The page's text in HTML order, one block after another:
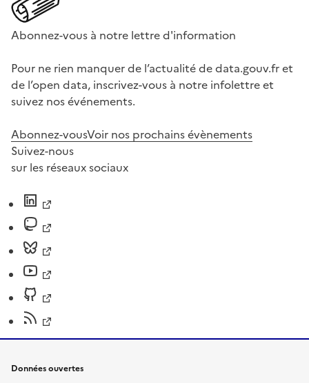
Abonnez-vous à notre lettre d'information
Pour ne rien manquer de l’actualité de data.gouv.fr et
de l’open data, inscrivez-vous à notre infolettre et
suivez nos événements.
Abonnez-vousVoir nos prochains évènements
Suivez-nous
sur les réseaux sociaux
Données ouvertes